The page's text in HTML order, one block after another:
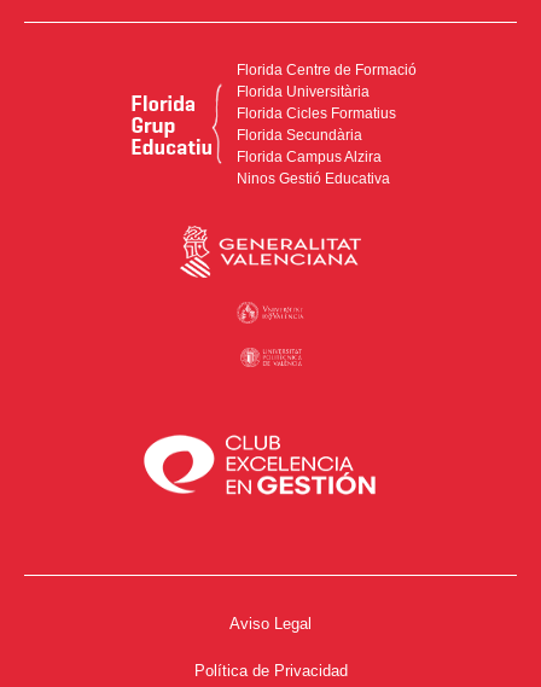
Florida Centre de Formació
Florida Universitària
Florida Cicles Formatius
Florida Secundària
Florida Campus Alzira
Ninos Gestió Educativa
Aviso Legal
Política de Privacidad